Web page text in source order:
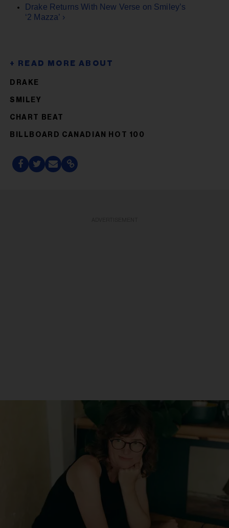
Drake Returns With New Verse on Smiley’s
‘2 Mazza’ ›
DRAKE
SMILEY
CHART BEAT
BILLBOARD CANADIAN HOT 100